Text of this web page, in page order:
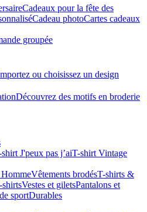
Cadeaux pour la fête des
Cadeau photoCartes cadeaux
groupée
ou choisissez un design
Découvrez des motifs en broderie
J'peux pas j’aiT-shirt Vintage
Vêtements brodésT-shirts &
shirtsVestes et giletsPantalons et
sportDurables